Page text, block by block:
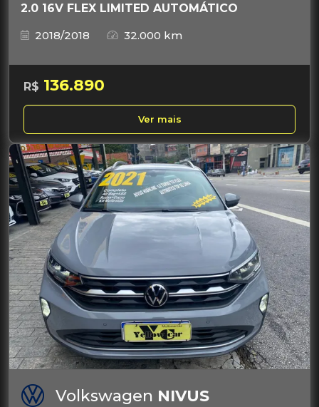
2.0 16V FLEX LIMITED AUTOMÁTICO
2018/2018
32.000 km
R$ 136.890
Ver mais
Volkswagen NIVUS